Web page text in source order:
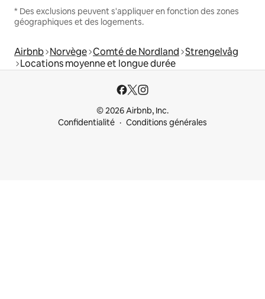
* Des exclusions peuvent s'appliquer en fonction des zones
géographiques et des logements.
Airbnb Norvège Comté de Nordland Strengelvåg
Locations moyenne et longue durée
© 2026 Airbnb, Inc.
Confidentialité
Conditions générales